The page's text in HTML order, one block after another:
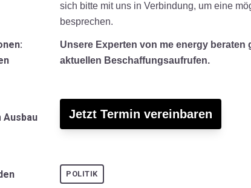
Ausbau
sich bitte mit uns in Verbindung, um eine
besprechen.
Unsere Experten von me energy beraten
aktuellen Beschaffungsaufrufen.
Jetzt Termin vereinbaren
POLITIK